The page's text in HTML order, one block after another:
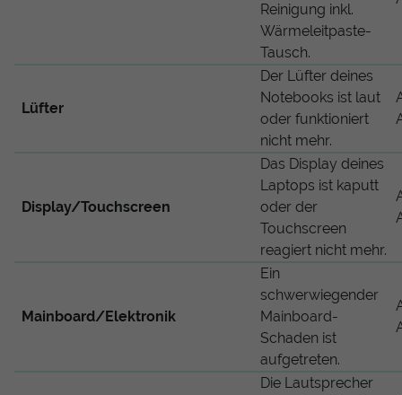
Reinigung inkl.
Wärmeleitpaste-
Tausch.
Lüfter
Der Lüfter deines
Notebooks ist laut
oder funktioniert
nicht mehr.
Display/Touchscreen
Das Display deines
Laptops ist kaputt
oder der
Touchscreen
reagiert nicht mehr.
Mainboard/Elektronik
Ein
schwerwiegender
Mainboard-
Schaden ist
aufgetreten.
Die Lautsprecher